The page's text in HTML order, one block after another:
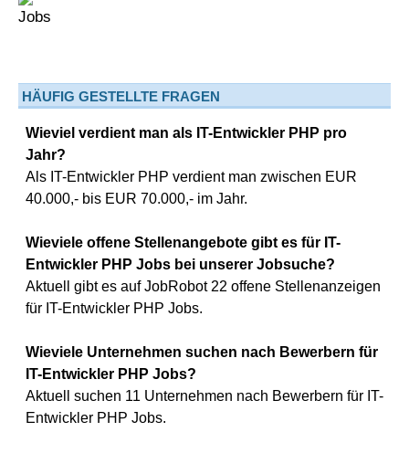
HÄUFIG GESTELLTE FRAGEN
Wieviel verdient man als IT-Entwickler PHP pro
Jahr?
Als IT-Entwickler PHP verdient man zwischen EUR
40.000,- bis EUR 70.000,- im Jahr.
Wieviele offene Stellenangebote gibt es für IT-
Entwickler PHP Jobs bei unserer Jobsuche?
Aktuell gibt es auf JobRobot 22 offene Stellenanzeigen
für IT-Entwickler PHP Jobs.
Wieviele Unternehmen suchen nach Bewerbern für
IT-Entwickler PHP Jobs?
Aktuell suchen 11 Unternehmen nach Bewerbern für IT-
Entwickler PHP Jobs.